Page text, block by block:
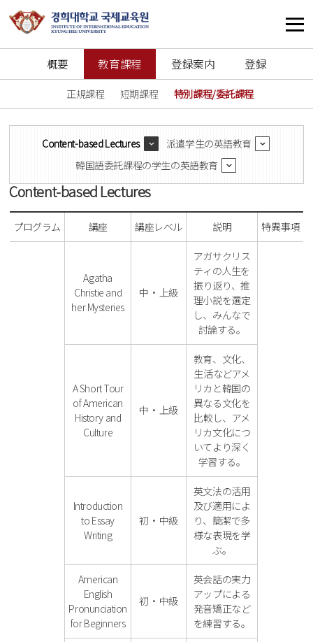
概要 教育課程
正規課程 短期課程 特別課程/委託課程
登録案内 登録
Content-based Lectures
派遣学生の英語教育
韓国語委託課程の学生の英語教育
Content-based Lectures
プログラム 講座 講座レベル 説明 特異事項
Agatha
Christie and
her Mysteries
中・上級
アガサクリス
ティの人生を
振り返り、推
理小説を選定
し、みんなで
討論する。
A Short Tour
of American
History and
Culture
中・上級
教育、文化、
生活などアメ
リカと韓国の
異なる文化を
比較し、アメ
リカ文化につ
いてより深く
学習する。
Introduction
to Essay
Writing
初・中級
英文法の活用
及び適用によ
り、簡潔で多
様な表現を学
ぶ。
American
English
Pronunciation
for Beginners
初・中級
英会話の実力
アップによる
発音矯正など
を練習する。